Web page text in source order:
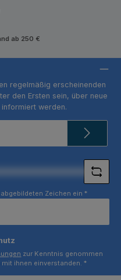
ab 250 €
regelmäßig erscheinenden
den Ersten sein, über neue
werden.
Zeichen ein *
zur Kenntnis genommen
ihnen einverstanden. *